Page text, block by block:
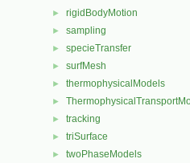
► rigidBodyMotion
► sampling
► specieTransfer
► surfMesh
► thermophysicalModels
►
► tracking
► triSurface
► twoPhaseModels